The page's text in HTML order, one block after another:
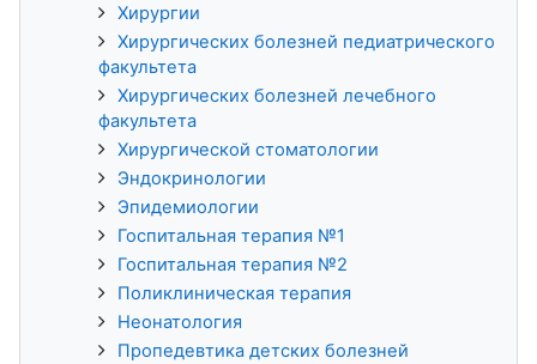
Хирургии
Хирургических болезней педиатрического
факультета
Хирургических болезней лечебного
факультета
Хирургической стоматологии
Эндокринологии
Эпидемиологии
Госпитальная терапия №1
Госпитальная терапия №2
Поликлиническая терапия
Неонатология
Пропедевтика детских болезней